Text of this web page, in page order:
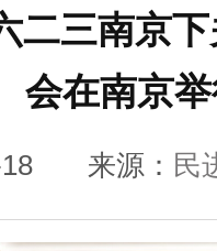
二三南京
会在南京
来源： 民